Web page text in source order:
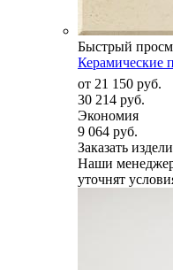
Быстрый
Керамические
от 21 150 руб.
30 214 руб.
Экономия
9 064 руб.
Заказать
Наши
уточнят